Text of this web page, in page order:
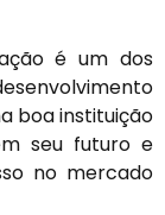
é um dos
boa instituição
seu futuro e
no mercado